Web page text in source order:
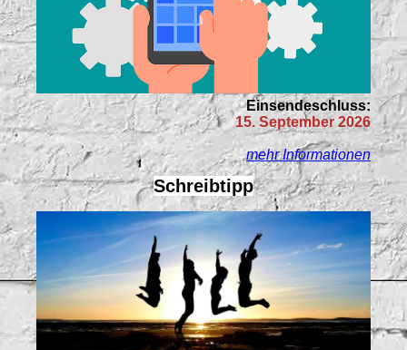
Einsendeschluss:
15. September 2026
mehr Informationen
Schreibtipp